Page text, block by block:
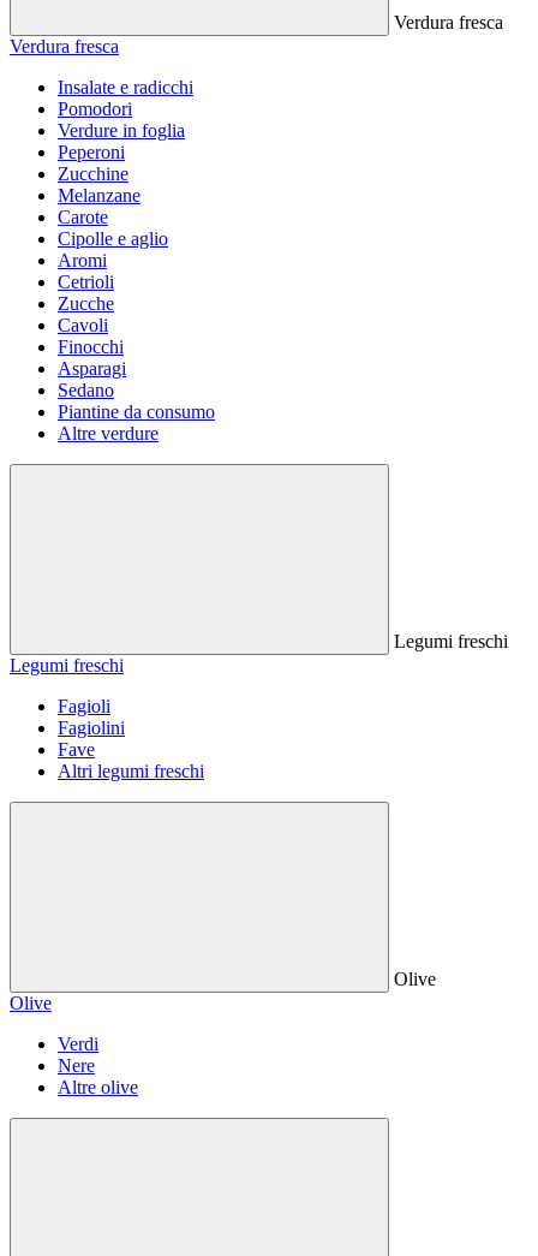
Verdura fresca
Verdura fresca
Insalate e radicchi
Pomodori
Verdure in foglia
Peperoni
Zucchine
Melanzane
Carote
Cipolle e aglio
Aromi
Cetrioli
Zucche
Cavoli
Finocchi
Asparagi
Sedano
Piantine da consumo
Altre verdure
Legumi freschi
Legumi freschi
Fagioli
Fagiolini
Fave
Altri legumi freschi
Olive
Olive
Verdi
Nere
Altre olive